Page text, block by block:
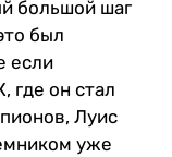
большой шаг
был
если
где он стал
Луис
уже